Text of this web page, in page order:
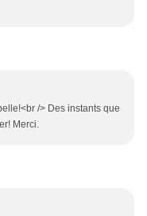
/> Des instants que
Merci.